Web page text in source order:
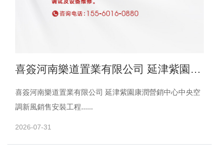
喜簽河南樂道置業有限公司 延津紫園康
喜簽河南樂道置業有限公司 延津紫園康潤營銷中心中央空
調新風銷售安裝工程......
2026-07-31